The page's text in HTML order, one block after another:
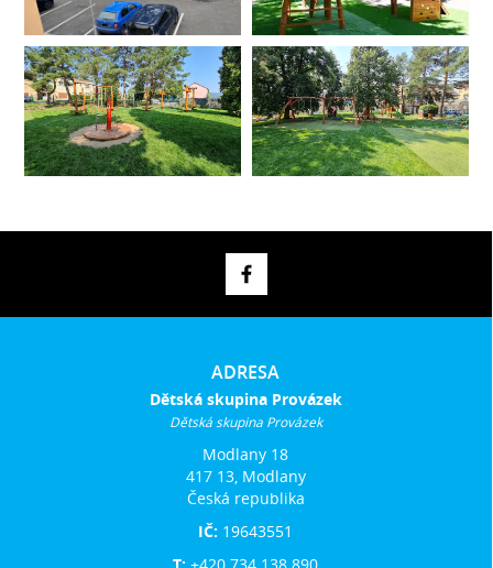
ADRESA
Dětská skupina Provázek
Dětská skupina Provázek
Modlany 18
417 13, Modlany
Česká republika
IČ: 19643551